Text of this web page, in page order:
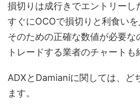
損切りは成行きでエントリーし
すぐにOCOで損切りと利食い
そのための正確な数値が必要な
トレードする業者のチャートも
ADXとDamianiに関しては、ど
ます。